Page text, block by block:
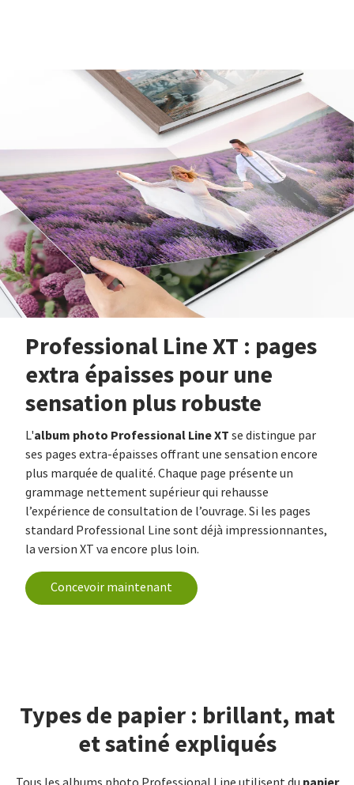
Professional Line XT : pages
extra épaisses pour une
sensation plus robuste
L'album photo Professional Line XT se distingue par
ses pages extra-épaisses offrant une sensation encore
plus marquée de qualité. Chaque page présente un
grammage nettement supérieur qui rehausse
l’expérience de consultation de l’ouvrage. Si les pages
standard Professional Line sont déjà impressionnantes,
la version XT va encore plus loin.
Concevoir maintenant
Types de papier : brillant, mat
et satiné expliqués